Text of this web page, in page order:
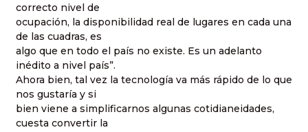
correcto nivel de
ocupación, la disponibilidad real de lugares en cada una
de las cuadras, es
algo que en todo el país no existe. Es un adelanto
inédito a nivel país”.
Ahora bien, tal vez la tecnología va más rápido de lo que
nos gustaría y si
bien viene a simplificarnos algunas cotidianeidades,
cuesta convertir la